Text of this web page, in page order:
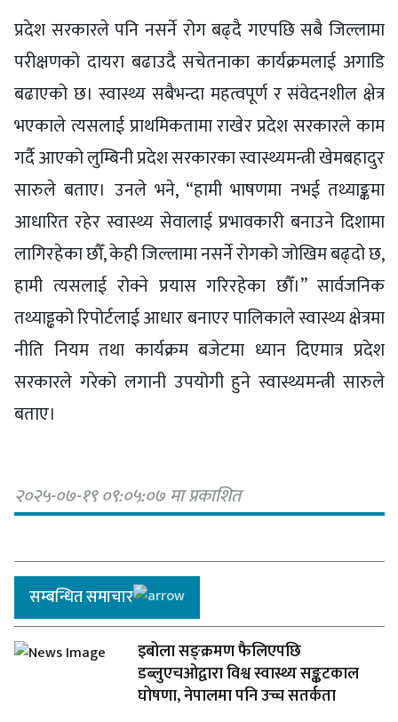
प्रदेश सरकारले पनि नसर्ने रोग बढ्दै गएपछि सबै जिल्लामा
परीक्षणको दायरा बढाउदै सचेतनाका कार्यक्रमलाई अगाडि
बढाएको छ। स्वास्थ्य सबैभन्दा महत्वपूर्ण र संवेदनशील क्षेत्र
भएकाले त्यसलाई प्राथमिकतामा राखेर प्रदेश सरकारले काम
गर्दै आएको लुम्बिनी प्रदेश सरकारका स्वास्थ्यमन्त्री खेमबहादुर
सारुले बताए। उनले भने, “हामी भाषणमा नभई तथ्याङ्कमा
आधारित रहेर स्वास्थ्य सेवालाई प्रभावकारी बनाउने दिशामा
लागिरहेका छौँ, केही जिल्लामा नसर्ने रोगको जोखिम बढ्दो छ,
हामी त्यसलाई रोक्ने प्रयास गरिरहेका छौँ।” सार्वजनिक
तथ्याड्ढको रिपोर्टलाई आधार बनाएर पालिकाले स्वास्थ्य क्षेत्रमा
नीति नियम तथा कार्यक्रम बजेटमा ध्यान दिएमात्र प्रदेश
सरकारले गरेको लगानी उपयोगी हुने स्वास्थ्यमन्त्री सारुले
बताए।
२०२५-०७-१९ ०९:०५:०७ मा प्रकाशित
सम्बन्धित समाचार
इबोला सङ्क्रमण फैलिएपछि
डब्लुएचओद्वारा विश्व स्वास्थ्य सङ्कटकाल
घोषणा, नेपालमा पनि उच्च सतर्कता